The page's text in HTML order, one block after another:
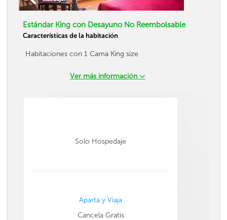
Estándar King con Desayuno No Reembolsable
Características de la habitación
Habitaciones con 1 Cama King size
Ver más información
Solo Hospedaje
Aparta y Viaja
Cancela Gratis